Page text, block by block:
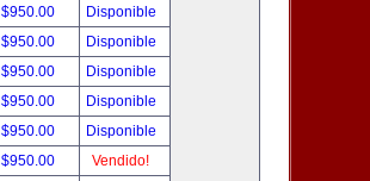
$950.00
Disponible
$950.00
Disponible
$950.00
Disponible
$950.00
Disponible
$950.00
Disponible
$950.00
Vendido!